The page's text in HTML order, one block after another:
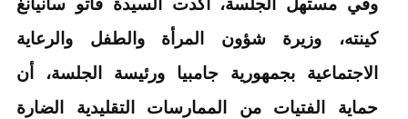
كينته، وزيرة شؤون المرأة والطفل والرعاية
الاجتماعية بجمهورية جامبيا ورئيسة الجلسة، أن
حماية الفتيات من الممارسات التقليدية الضارة